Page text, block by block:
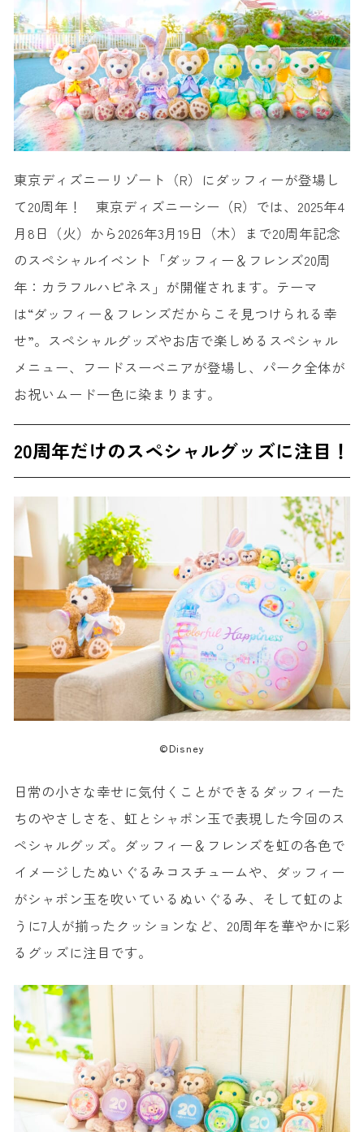
東京ディズニーリゾート（R）にダッフィーが登場し
て20周年！ 東京ディズニーシー（R）では、2025年4
月8日（火）から2026年3月19日（木）まで20周年記念
のスペシャルイベント「ダッフィー＆フレンズ20周
年：カラフルハピネス」が開催されます。テーマ
は“ダッフィー＆フレンズだからこそ見つけられる幸
せ”。スペシャルグッズやお店で楽しめるスペシャル
メニュー、フードスーベニアが登場し、パーク全体が
お祝いムード一色に染まります。
20周年だけのスペシャルグッズに注目！
©Disney
日常の小さな幸せに気付くことができるダッフィーた
ちのやさしさを、虹とシャボン玉で表現した今回のス
ペシャルグッズ。ダッフィー＆フレンズを虹の各色で
イメージしたぬいぐるみコスチュームや、ダッフィー
がシャボン玉を吹いているぬいぐるみ、そして虹のよ
うに7人が揃ったクッションなど、20周年を華やかに彩
るグッズに注目です。